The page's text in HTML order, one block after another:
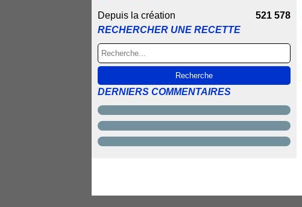
Depuis la création
521 578
RECHERCHER UNE RECETTE
DERNIERS COMMENTAIRES